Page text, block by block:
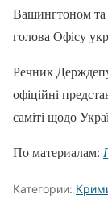
Вашингтоном та
голова Офісу
Речник
офіційні
саміті щодо
По материалам:
Категории: